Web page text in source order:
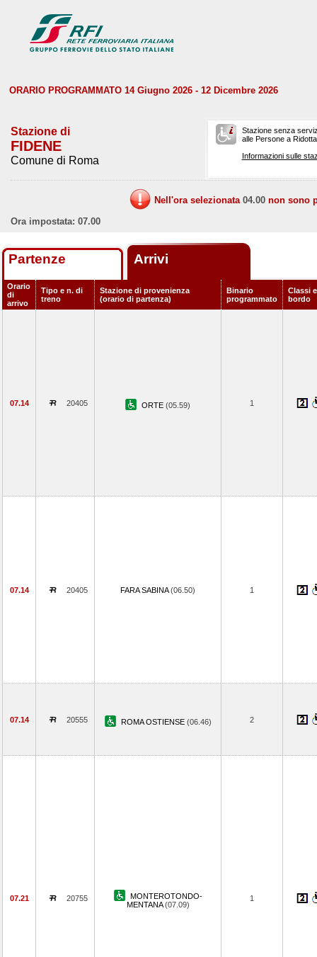
ORARIO PROGRAMMATO 14 Giugno 2026 - 12 Dicembre 2026
Stazione di
FIDENE
Comune di Roma
Stazione senza
alle Persone a
Informazioni sulle
Nell'ora selezionata 04.00 non sono
Ora impostata: 07.00
Partenze Arrivi
Orario
di
arrivo
Tipo e n. di
treno
Stazione di provenienza
(orario di partenza)
Binario
programmato
Classi
bordo
07.14 20405 ORTE (05.59) 1
07.14 20405 FARA SABINA(06.50) 1
07.14 20555 ROMA OSTIENSE (06.46) 2
07.21 20755
MONTEROTONDO-
MENTANA(07.09)
1